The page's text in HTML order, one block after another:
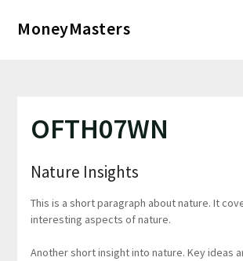
MoneyMasters
OFTH07WN
Nature Insights
This is a short paragraph about nature. It
interesting aspects of nature.
Another short insight into nature. Key ideas